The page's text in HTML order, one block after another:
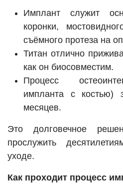
Имплант служит
коронки,
съёмного протеза на
Титан отлично
как он биосовместим.
Процесс
импланта с
месяцев.
Это долговечное
прослужить
уходе.
Как проходит процесс